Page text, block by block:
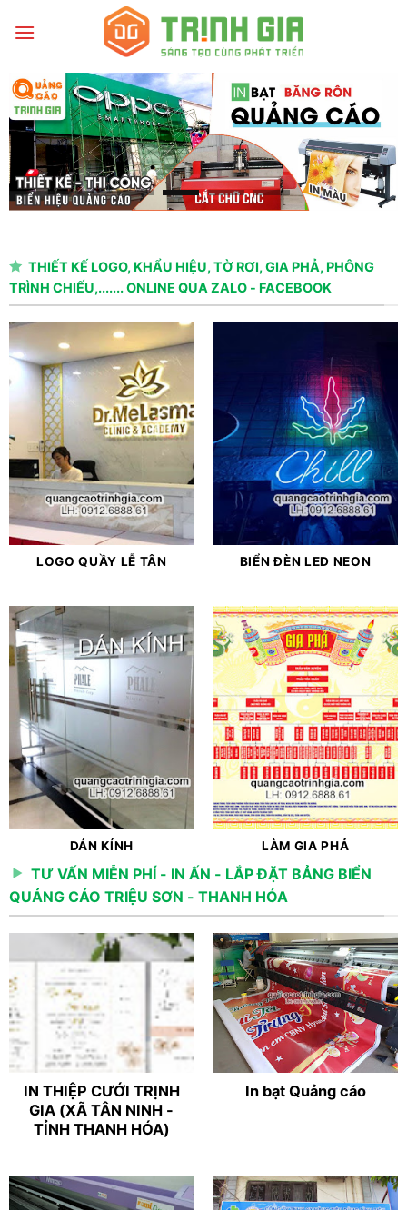
THIẾT KẾ LOGO, KHẨU HIỆU, TỜ RƠI, GIA PHẢ, PHÔNG
TRÌNH CHIẾU,....... ONLINE QUA ZALO - FACEBOOK
LOGO QUẦY LỄ TÂN BIỂN ĐÈN LED NEON
DÁN KÍNH LÀM GIA PHẢ
TƯ VẤN MIỄN PHÍ - IN ẤN - LẮP ĐẶT BẢNG BIỂN
QUẢNG CÁO TRIỆU SƠN - THANH HÓA
IN THIỆP CƯỚI TRỊNH
GIA (XÃ TÂN NINH -
TỈNH THANH HÓA)
In bạt Quảng cáo